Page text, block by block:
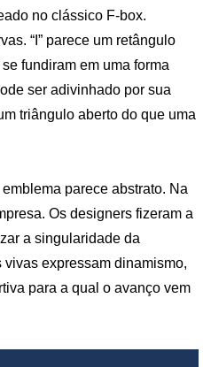
no clássico F-box.
“I” parece um retângulo
se fundiram em uma forma
ser adivinhado por sua
triângulo aberto do que uma
parece abstrato. Na
Os designers fizeram a
a singularidade da
expressam dinamismo,
para a qual o avanço vem